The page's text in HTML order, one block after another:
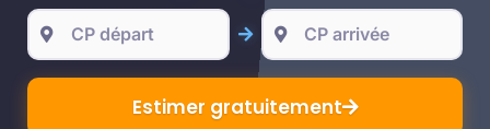
Estimer gratuitement